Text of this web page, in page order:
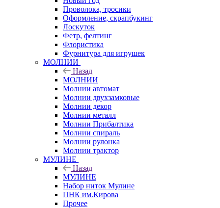
Проволока, тросики
Оформление, скрапбукинг
Лоскуток
Фетр, фелтинг
Флористика
Фурнитура для игрушек
МОЛНИИ
Назад
МОЛНИИ
Молнии автомат
Молнии двухзамковые
Молнии декор
Молнии металл
Молнии Прибалтика
Молнии спираль
Молнии рулонка
Молнии трактор
МУЛИНЕ
Назад
МУЛИНЕ
Набор ниток Мулине
ПНК им.Кирова
Прочее